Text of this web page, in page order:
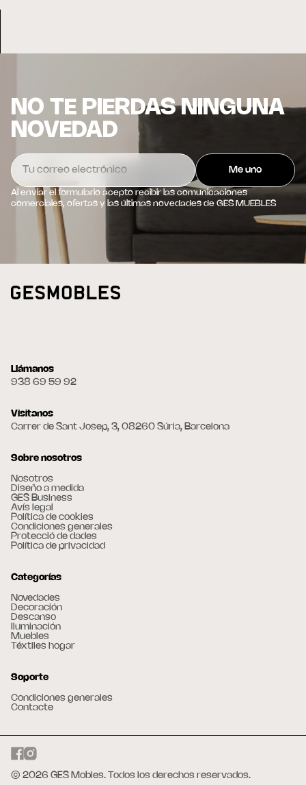
NO TE PIERDAS NINGUNA
NOVEDAD
Al enviar el formulario acepto recibir las comunicaciones
comerciales, ofertas y las últimas novedades de GES MUEBLES
Llámanos
938 69 59 92
Visitanos
Carrer de Sant Josep, 3, 08260 Súria, Barcelona
Sobre nosotros
Nosotros
Diseño a medida
GES Business
Avís legal
Política de cookies
Condiciones generales
Protecció de dades
Política de privacidad
Categorías
Novedades
Decoración
Descanso
Iluminación
Muebles
Téxtiles hogar
Soporte
Condiciones generales
Contacte
© 2026 GES Mobles. Todos los derechos reservados.